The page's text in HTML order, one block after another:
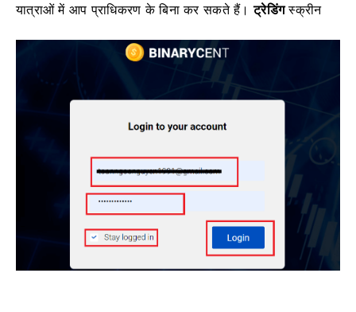
यात्राओं में आप प्राधिकरण के बिना कर सकते हैं।ट्रेडिंगस्क्रीन